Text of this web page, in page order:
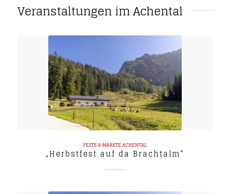
Veranstaltungen im Achental
FESTE & MÄRKTEACHENTAL
„Herbstfest auf da Brachtalm“